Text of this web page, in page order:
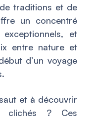
traditions et de
un concentré
et
entre nature et
d’un voyage
et à découvrir
clichés ? Ces